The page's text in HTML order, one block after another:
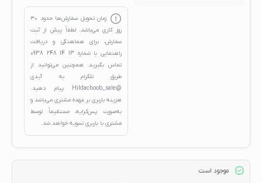
زمان تحویل سفارش‌ها حدود ۳۰
روز کاریمی‌باشد. لطفاً پیش از ثبت
سفارش، برای هماهنگی و دریافت
راهنمایی با شماره 13 14 248 0938
تماس بگیرید. همچنین می‌توانید از
طریق تلگرام به آیدی
@Hildachoob_sale
پیام دهید.
هزینه باربری بر عهده مشتری می‌باشد و
به‌صورت پس‌کرایه، مستقیماً توسط
مشتری با باربری تسویه خواهد شد.
موجود است